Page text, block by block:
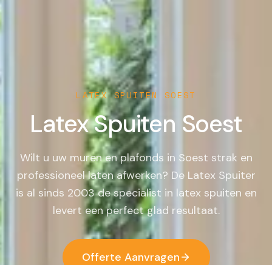
LATEX SPUITEN SOEST
Latex Spuiten Soest
Wilt u uw muren en plafonds in Soest strak en
professioneel laten afwerken? De Latex Spuiter
is al sinds 2003 de specialist in latex spuiten en
levert een perfect glad resultaat.
Offerte Aanvragen